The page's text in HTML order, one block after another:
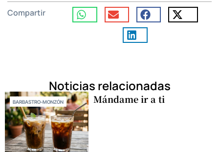
Compartir
Noticias relacionadas
BARBASTRO-MONZÓN Mándame ir a ti